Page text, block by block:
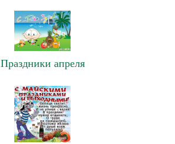
Праздники апреля